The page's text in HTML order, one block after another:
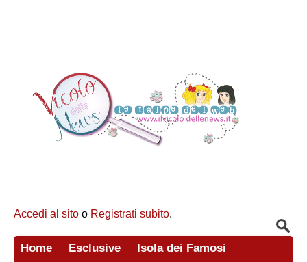
Accedi al sito o Registrati subito.
Home Esclusive
Isola dei Famosi